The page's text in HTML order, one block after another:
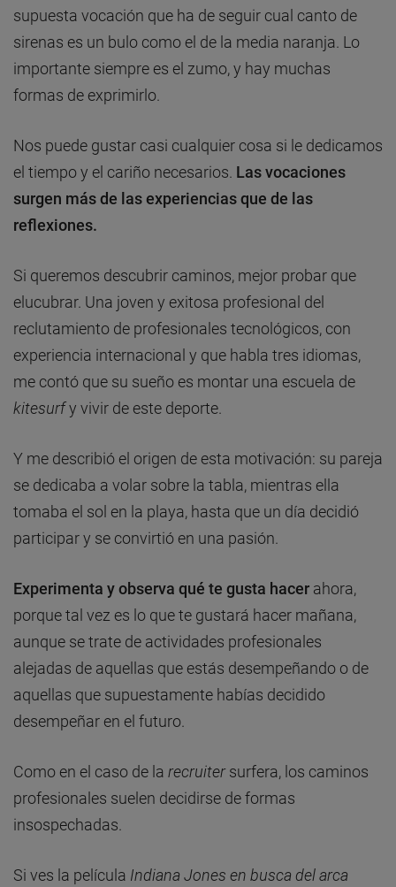
supuesta vocación que ha de seguir cual canto de
sirenas es un bulo como el de la media naranja. Lo
importante siempre es el zumo, y hay muchas
formas de exprimirlo.
Nos puede gustar casi cualquier cosa si le dedicamos
el tiempo y el cariño necesarios. Las vocaciones
surgen más de las experiencias que de las
reflexiones.
Si queremos descubrir caminos, mejor probar que
elucubrar. Una joven y exitosa profesional del
reclutamiento de profesionales tecnológicos, con
experiencia internacional y que habla tres idiomas,
me contó que su sueño es montar una escuela de
kitesurfy vivir de este deporte.
Y me describió el origen de esta motivación: su pareja
se dedicaba a volar sobre la tabla, mientras ella
tomaba el sol en la playa, hasta que un día decidió
participar y se convirtió en una pasión.
Experimenta y observa qué te gusta hacer ahora,
porque tal vez es lo que te gustará hacer mañana,
aunque se trate de actividades profesionales
alejadas de aquellas que estás desempeñando o de
aquellas que supuestamente habías decidido
desempeñar en el futuro.
Como en el caso de la recruitersurfera, los caminos
profesionales suelen decidirse de formas
insospechadas.
Si ves la película Indiana Jones en busca del arca